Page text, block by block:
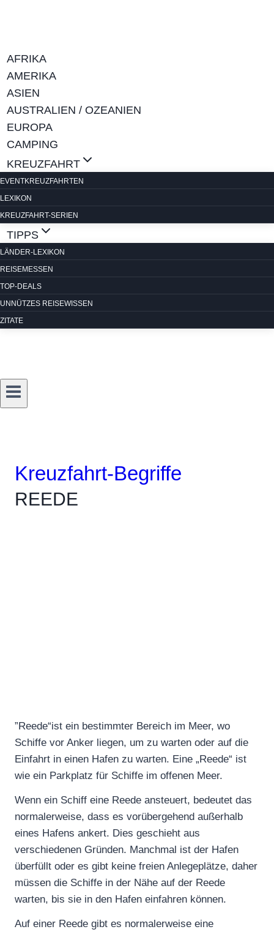
AFRIKA
AMERIKA
ASIEN
AUSTRALIEN / OZEANIEN
EUROPA
CAMPING
KREUZFAHRT
EVENTKREUZFAHRTEN
LEXIKON
KREUZFAHRT-SERIEN
TIPPS
LÄNDER-LEXIKON
REISEMESSEN
TOP-DEALS
UNNÜTZES REISEWISSEN
ZITATE
Kreuzfahrt-Begriffe
REEDE
”Reede“ist ein bestimmter Bereich im Meer, wo
Schiffe vor Anker liegen, um zu warten oder auf die
Einfahrt in einen Hafen zu warten. Eine „Reede“ ist
wie ein Parkplatz für Schiffe im offenen Meer.
Wenn ein Schiff eine Reede ansteuert, bedeutet das
normalerweise, dass es vorübergehend außerhalb
eines Hafens ankert. Dies geschieht aus
verschiedenen Gründen. Manchmal ist der Hafen
überfüllt oder es gibt keine freien Anlegeplätze, daher
müssen die Schiffe in der Nähe auf der Reede
warten, bis sie in den Hafen einfahren können.
Auf einer Reede gibt es normalerweise eine